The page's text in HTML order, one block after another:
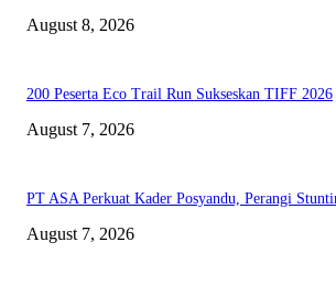
August 8, 2026
200 Peserta Eco Trail Run Sukseskan TIFF 2026
August 7, 2026
PT ASA Perkuat Kader Posyandu, Perangi
August 7, 2026